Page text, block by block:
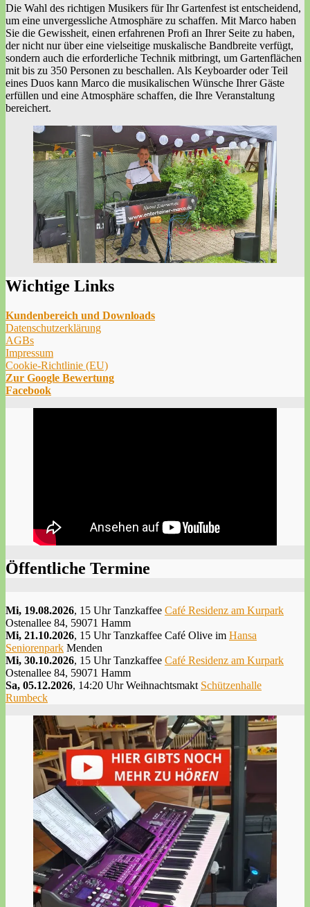
Die Wahl des richtigen Musikers für Ihr Gartenfest ist entscheidend,
um eine unvergessliche Atmosphäre zu schaffen. Mit Marco haben
Sie die Gewissheit, einen erfahrenen Profi an Ihrer Seite zu haben,
der nicht nur über eine vielseitige muskalische Bandbreite verfügt,
sondern auch die erforderliche Technik mitbringt, um Gartenflächen
mit bis zu 350 Personen zu beschallen. Als Keyboarder oder Teil
eines Duos kann Marco die musikalischen Wünsche Ihrer Gäste
erfüllen und eine Atmosphäre schaffen, die Ihre Veranstaltung
bereichert.
Wichtige Links
Kundenbereich und Downloads
Datenschutzerklärung
AGBs
Impressum
Cookie-Richtlinie (EU)
Zur Google Bewertung
Facebook
Öffentliche Termine
Mi, 19.08.2026, 15 Uhr Tanzkaffee Café Residenz am Kurpark
Ostenallee 84, 59071 Hamm
Mi, 21.10.2026, 15 Uhr Tanzkaffee Café Olive im Hansa
Seniorenpark Menden
Mi, 30.10.2026, 15 Uhr Tanzkaffee Café Residenz am Kurpark
Ostenallee 84, 59071 Hamm
Sa, 05.12.2026, 14:20 Uhr Weihnachtsmakt Schützenhalle
Rumbeck